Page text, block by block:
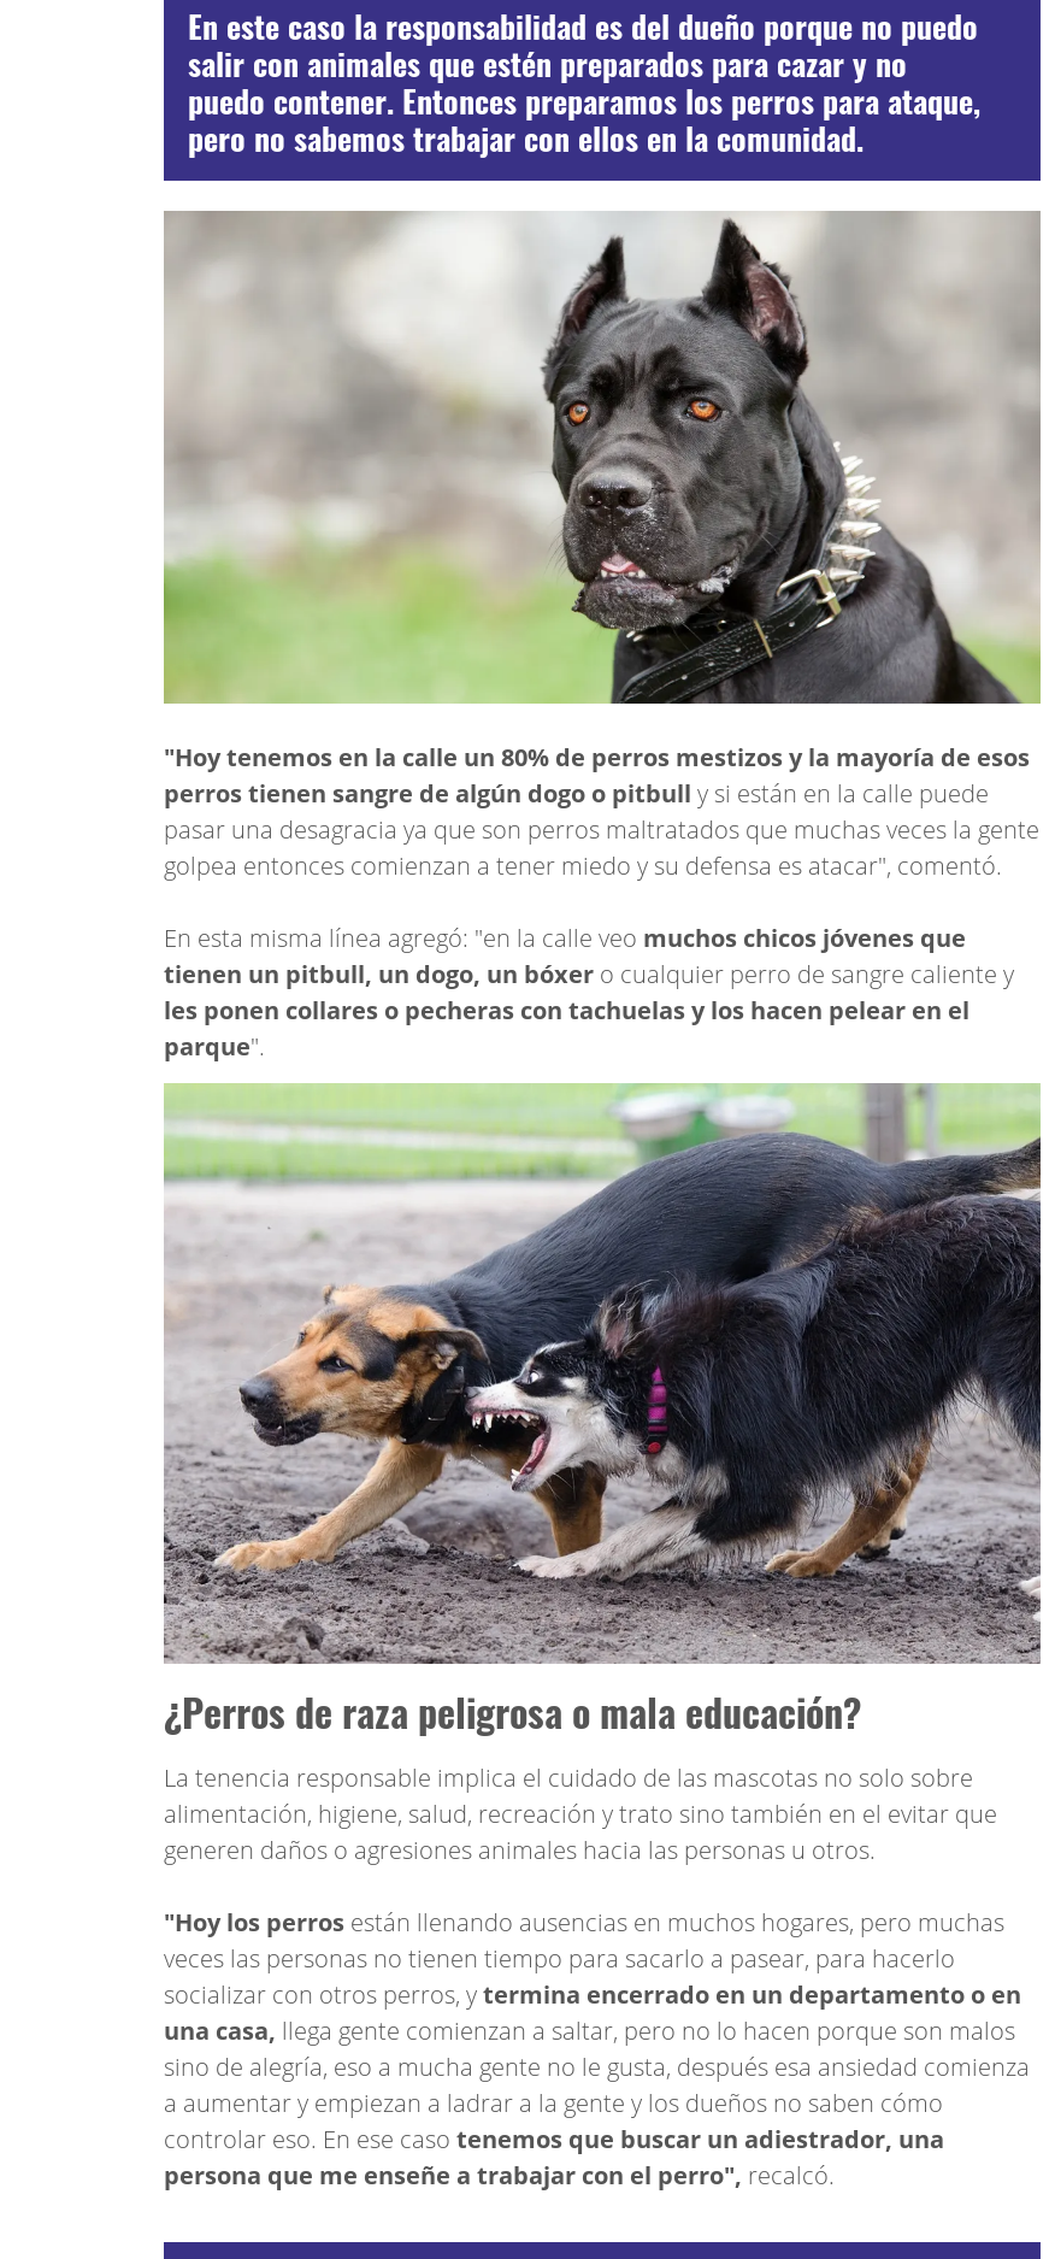
En este caso la responsabilidad es del dueño porque no puedo
salir con animales que estén preparados para cazar y no
puedo contener. Entonces preparamos los perros para ataque,
pero no sabemos trabajar con ellos en la comunidad.
"Hoy tenemos en la calle un 80% de perros mestizos y la mayoría de esos
perros tienen sangre de algún dogo o pitbull y si están en la calle puede
pasar una desagracia ya que son perros maltratados que muchas veces la gente
golpea entonces comienzan a tener miedo y su defensa es atacar", comentó.
En esta misma línea agregó: "en la calle veo muchos chicos jóvenes que
tienen un pitbull, un dogo, un bóxer o cualquier perro de sangre caliente y
les ponen collares o pecheras con tachuelas y los hacen pelear en el
parque".
¿Perros de raza peligrosa o mala educación?
La tenencia responsable implica el cuidado de las mascotas no solo sobre
alimentación, higiene, salud, recreación y trato sino también en el evitar que
generen daños o agresiones animales hacia las personas u otros.
"Hoy los perros están llenando ausencias en muchos hogares, pero muchas
veces las personas no tienen tiempo para sacarlo a pasear, para hacerlo
socializar con otros perros, ytermina encerrado en un departamento o en
una casa, llega gente comienzan a saltar, pero no lo hacen porque son malos
sino de alegría, eso a mucha gente no le gusta, después esa ansiedad comienza
a aumentar y empiezan a ladrar a la gente y los dueños no saben cómo
controlar eso. En ese caso tenemos que buscar un adiestrador, una
persona que me enseñe a trabajar con el perro", recalcó.